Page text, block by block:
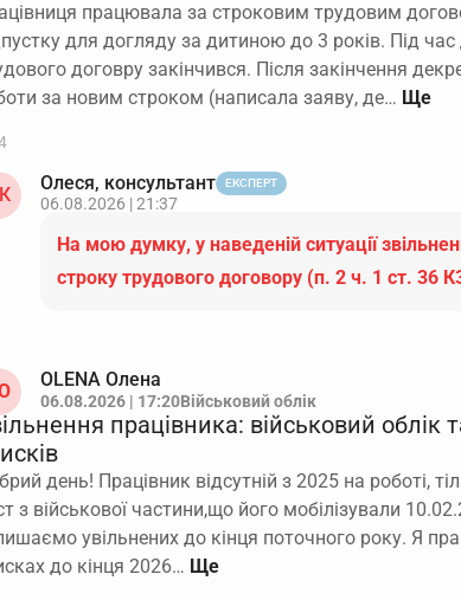
працювала за строковим трудовим
для догляду за дитиною до 3 років. Під час
договру закінчився. Після закінчення
за новим строком (написала заяву, де…
Олеся, консультант ЕКСПЕРТ
06.08.2026 | 21:37
На мою думку, у наведеній ситуації
строку трудового договору (п. 2 ч. 1 ст. 36
OLENA Олена
06.08.2026 | 17:20Військовий облік
працівника: військовий облік
день! Працівник відсутній з 2025 на роботі,
з військової частини,що його мобілізували
увільнених до кінця поточного року. Я
до кінця 2026…